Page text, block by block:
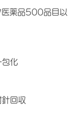
医薬品500品目以
包化
回収